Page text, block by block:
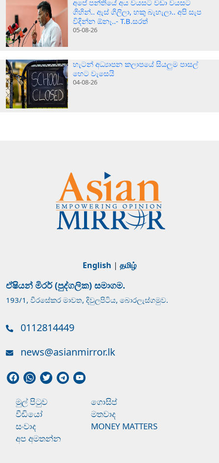
අපේ පන්තියේ අය වයසට වඩා වයසට
ගිහින්.. ඇස් ගිලිලා, හකු බැහැලා.. අපි සැප
විදින්න ඕනෑ..- T.B.සරත්
05-08-26
හැටන් අධ්‍යාපන කලාපයේ සියලුම පාසල්
හෙට වැසෙයි
04-08-26
English | தமிழ்
ඒෂියන් මිරර් (පුද්ගලික) සමාගම.
193/1, වීරසේකර මාවත, දිවුලපිටිය, බොරලැස්ගමුව.
0112814449
news@asianmirror.lk
මුල් පිටුව
ගොසිප්
වීඩියෝ
මතවාද
සංවාද
MONEY MATTERS
අප අමතන්න